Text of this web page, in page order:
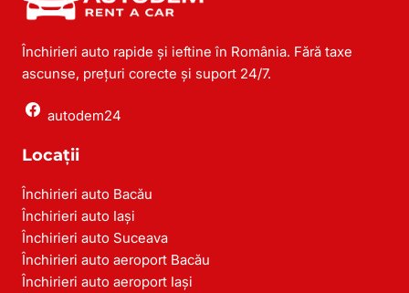
Închirieri auto rapide și ieftine în România. Fără taxe
ascunse, prețuri corecte și suport 24/7.
autodem24
Locații
Închirieri auto Bacău
Închirieri auto Iași
Închirieri auto Suceava
Închirieri auto aeroport Bacău
Închirieri auto aeroport Iași